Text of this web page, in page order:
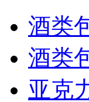
酒类
酒类
亚克